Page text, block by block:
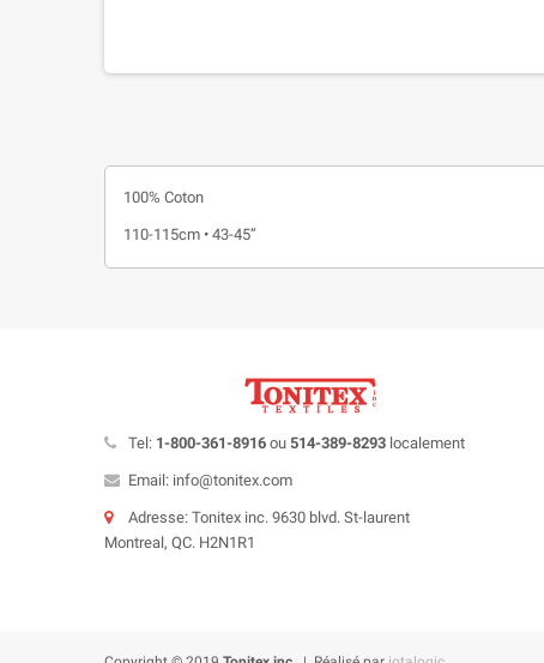
100% Coton
110-115cm • 43-45”
Tel: 1-800-361-8916 ou 514-389-8293 localement
Email: info@tonitex.com
Adresse: Tonitex inc. 9630 blvd. St-laurent
Montreal, QC. H2N1R1